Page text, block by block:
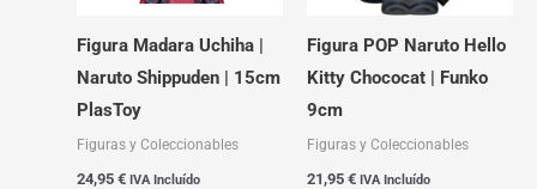
Figura Madara Uchiha |
Naruto Shippuden | 15cm
PlasToy
Figuras y Coleccionables
24,95 € IVA Incluído
Figura POP Naruto Hello
Kitty Chococat | Funko
9cm
Figuras y Coleccionables
21,95 € IVA Incluído